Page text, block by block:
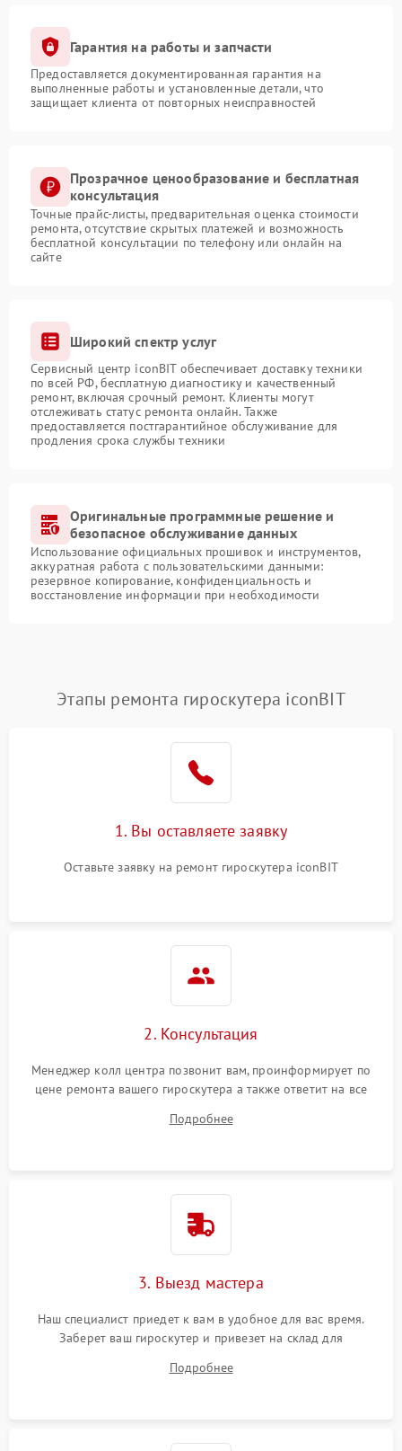
Гарантия на работы и запчасти
Предоставляется документированная гарантия на
выполненные работы и установленные детали, что
защищает клиента от повторных неисправностей
Прозрачное ценообразование и бесплатная
консультация
Точные прайс-листы, предварительная оценка стоимости
ремонта, отсутствие скрытых платежей и возможность
бесплатной консультации по телефону или онлайн на
сайте
Широкий спектр услуг
Сервисный центр iconBIT обеспечивает доставку техники
по всей РФ, бесплатную диагностику и качественный
ремонт, включая срочный ремонт. Клиенты могут
отслеживать статус ремонта онлайн. Также
предоставляется постгарантийное обслуживание для
продления срока службы техники
Оригинальные программные решение и
безопасное обслуживание данных
Использование официальных прошивок и инструментов,
аккуратная работа с пользовательскими данными:
резервное копирование, конфиденциальность и
восстановление информации при необходимости
Этапы ремонта гироскутера iconBIT
1. Вы оставляете заявку
Оставьте заявку на ремонт гироскутера iconBIT
2. Консультация
Менеджер колл центра позвонит вам, проинформирует по
цене ремонта вашего гироскутера а также ответит на все
Подробнее
3. Выезд мастера
Наш специалист приедет к вам в удобное для вас время.
Заберет ваш гироскутер и привезет на склад для
Подробнее